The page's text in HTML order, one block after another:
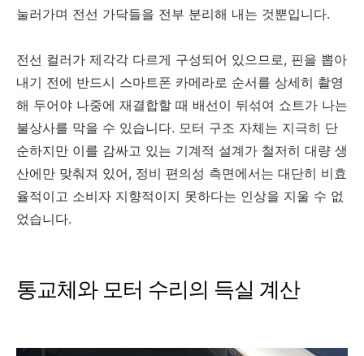
눌러가며 전선 가닥들을 전부 분리해 내는 것뿐입니다.
전선 컬러가 제각각 다르게 구성되어 있으므로, 핀을 뽑아
내기 전에 반드시 스마트폰 카메라로 순서를 상세히 촬영
해 두어야 나중에 재결합할 때 배선이 뒤섞여 쇼트가 나는
불상사를 막을 수 있습니다. 모터 구조 자체는 지극히 단
순하지만 이를 감싸고 있는 기계적 설계가 철저히 대량 생
산에만 맞춰져 있어, 정비 편의성 측면에서는 대단히 비효
율적이고 소비자 지향적이지 못하다는 인상을 지울 수 없
었습니다.
통교체와 모터 수리의 득실 계산